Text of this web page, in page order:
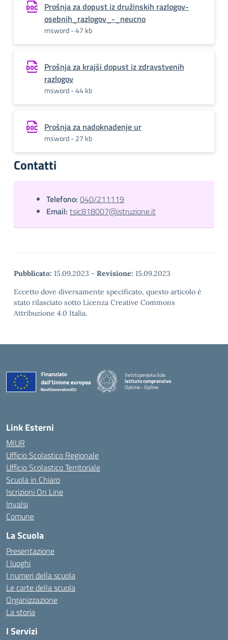
Prošnja za dopust iz družinskih razlogov-
osebnih_razlogov_-_neucno
msword - 47 kb
Prošnja za krajši dopust iz zdravstvenih
razlogov
msword - 44 kb
Prošnja za nadoknadenje ur
msword - 27 kb
Contatti
Telefono: 040/211119
Email: tsic818007@istruzione.it
Pubblicato: 15.09.2023 - Revisione: 15.09.2023
Eccetto dove diversamente specificato, questo articolo è
stato rilasciato sotto Licenza Creative Commons
Attribuzione 4.0 Italia.
Večstopenjska šola
Istituto comprensivo
Opicina - Opčine
Link Esterni
MIUR
Ufficio Scolastico Regionale
Ufficio Scolastico Territoriale
Scuola in Chiaro
Iscrizioni On Line
Invalsi
Comune
La Scuola
Presentazione
I luoghi
I numeri della scuola
Le carte della scuola
Organizzazione
La storia
I Servizi